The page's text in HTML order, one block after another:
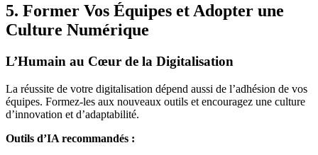
5. Former Vos Équipes et Adopter une
Culture Numérique
L’Humain au Cœur de la Digitalisation
La réussite de votre digitalisation dépend aussi de l’adhésion de vos
équipes. Formez-les aux nouveaux outils et encouragez une culture
d’innovation et d’adaptabilité.
Outils d’IA recommandés :